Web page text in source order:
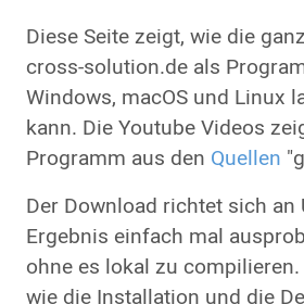
Diese Seite zeigt, wie die
cross-solution.de als
Windows, macOS und Linux
kann. Die Youtube Videos
Programm aus den Quellen
Der Download richtet sich an
Ergebnis einfach mal
ohne es lokal zu
wie die Installation und die